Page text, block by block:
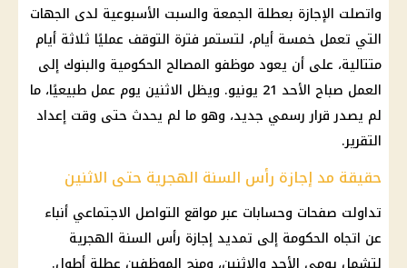
واتصلت الإجازة بعطلة الجمعة والسبت الأسبوعية لدى الجهات
التي تعمل خمسة أيام، لتستمر فترة التوقف عمليًا ثلاثة أيام
متتالية، على أن يعود موظفو المصالح الحكومية والبنوك إلى
العمل صباح الأحد 21 يونيو. ويظل الاثنين يوم عمل طبيعيًا، ما
لم يصدر قرار رسمي جديد، وهو ما لم يحدث حتى وقت إعداد
التقرير.
حقيقة مد إجازة رأس السنة الهجرية حتى الاثنين
تداولت صفحات وحسابات عبر مواقع التواصل الاجتماعي أنباء
عن اتجاه الحكومة إلى تمديد إجازة رأس السنة الهجرية